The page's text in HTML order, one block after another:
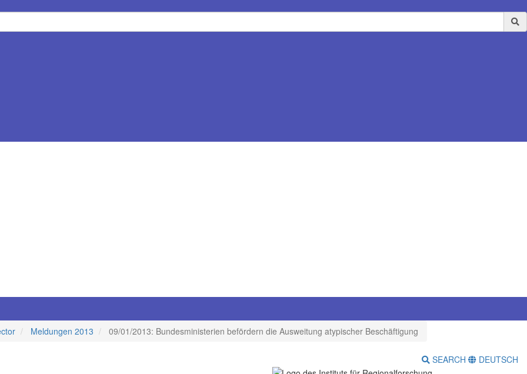
Meldungen 2013 09/01/2013: Bundesministerien befördern die Ausweitung atypischer Beschäftigung
SEARCH DEUTSCH